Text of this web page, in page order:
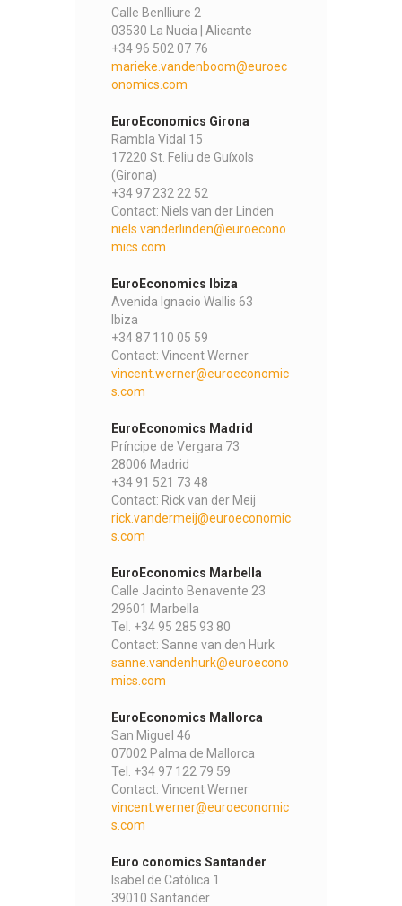
Calle Benlliure 2
03530 La Nucia | Alicante
+34 96 502 07 76
marieke.vandenboom@euroec
onomics.com
EuroEconomics Girona
Rambla Vidal 15
17220 St. Feliu de Guíxols
(Girona)
+34 97 232 22 52
Contact: Niels van der Linden
niels.vanderlinden@euroecono
mics.com
EuroEconomics Ibiza
Avenida Ignacio Wallis 63
Ibiza
+34 87 110 05 59
Contact: Vincent Werner
vincent.werner@euroeconomic
s.com
EuroEconomics Madrid
Príncipe de Vergara 73
28006 Madrid
+34 91 521 73 48
Contact: Rick van der Meij
rick.vandermeij@euroeconomic
s.com
EuroEconomics Marbella
Calle Jacinto Benavente 23
29601 Marbella
Tel. +34 95 285 93 80
Contact: Sanne van den Hurk
sanne.vandenhurk@euroecono
mics.com
EuroEconomics Mallorca
San Miguel 46
07002 Palma de Mallorca
Tel. +34 97 122 79 59
Contact: Vincent Werner
vincent.werner@euroeconomic
s.com
Euro conomics Santander
Isabel de Católica 1
39010 Santander